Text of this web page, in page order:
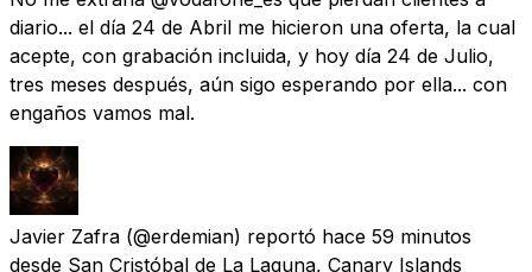
diario... el día 24 de Abril me hicieron una oferta, la cual
acepte, con grabación incluida, y hoy día 24 de Julio,
tres meses después, aún sigo esperando por ella... con
engaños vamos mal.
Javier Zafra (@erdemian) reportó hace 59 minutos
desde San Cristóbal de La Laguna, Canary Islands